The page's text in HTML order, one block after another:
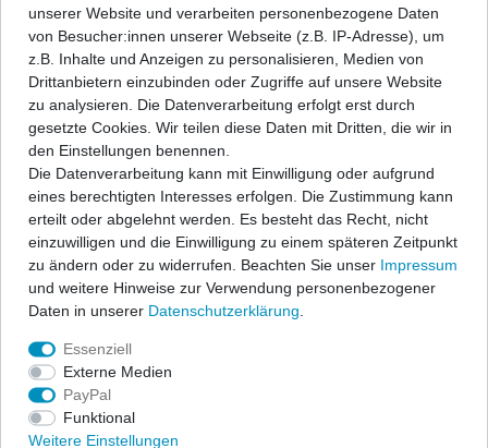
Beschreibung
Angaben Produktsicherheit
Passform-Fußmatten:
- passgenau nach Form des Fußraums
- hochwertige, strapazierfähige Velourqualität (ca. 600g/m²) mit
- Antirutsch-Schutz auf der Unterseite
Befestigungssystem, oder im Lieferumfang befinden sich
entsprechende Befestigungsteile zur Fixierung der Matten, wenn
benötigt wird.
- Material:100% Polyamid, Velour (ca. 600g/m²)
unserer Website und verarbeiten personenbezogene Daten
von Besucher:innen unserer Webseite (z.B. IP-Adresse), um
z.B. Inhalte und Anzeigen zu personalisieren, Medien von
Drittanbietern einzubinden oder Zugriffe auf unsere Website
zu analysieren. Die Datenverarbeitung erfolgt erst durch
gesetzte Cookies. Wir teilen diese Daten mit Dritten, die wir in
den Einstellungen benennen.
Die Datenverarbeitung kann mit Einwilligung oder aufgrund
eines berechtigten Interesses erfolgen. Die Zustimmung kann
erteilt oder abgelehnt werden. Es besteht das Recht, nicht
einzuwilligen und die Einwilligung zu einem späteren Zeitpunkt
zu ändern oder zu widerrufen. Beachten Sie unser Impressum
und weitere Hinweise zur Verwendung personenbezogener
Daten in unserer Daten­schutz­erklärung
Essenziell
Externe Medien
PayPal
Funktional
Weitere Einstellungen